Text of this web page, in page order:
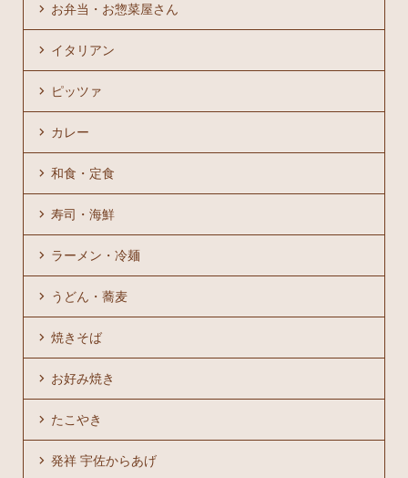
お弁当・お惣菜屋さん
イタリアン
ピッツァ
カレー
和食・定食
寿司・海鮮
ラーメン・冷麺
うどん・蕎麦
焼きそば
お好み焼き
たこやき
発祥 宇佐からあげ